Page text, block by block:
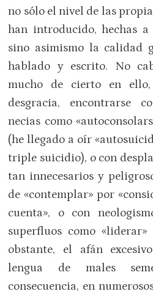
no sólo el nivel de las
han introducido, hechas
sino asimismo la calidad
hablado y escrito. No
mucho de cierto en
desgracia, encontrarse
necias como
(he llegado a oír
triple suicidio), o con
tan innecesarios y
de «contemplar» por
cuenta», o con
superfluos como
obstante, el afán
lengua de males
consecuencia, en